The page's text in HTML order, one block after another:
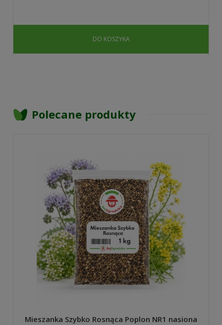
DO KOSZYKA
Polecane produkty
Mieszanka Szybko Rosnąca Poplon NR1 nasiona